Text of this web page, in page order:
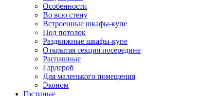
Особенности
Во всю стену
Встроенные шкафы-купе
Под потолок
Раздвижные шкафы-купе
Открытая секция посередине
Распашные
Гардероб
Для маленького помещения
Эконом
Гостиные